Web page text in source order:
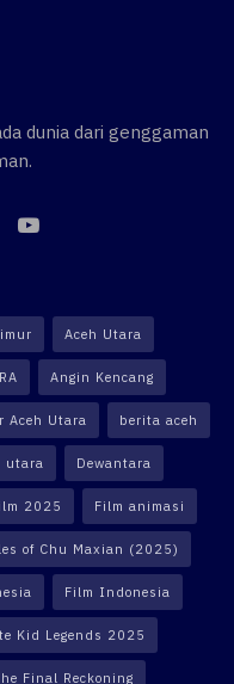
dunia dari genggaman
Aceh Utara
Angin Kencang
Aceh Utara berita aceh
utara Dewantara
2025 Film animasi
of Chu Maxian (2025)
Film Indonesia
Kid Legends 2025
Final Reckoning